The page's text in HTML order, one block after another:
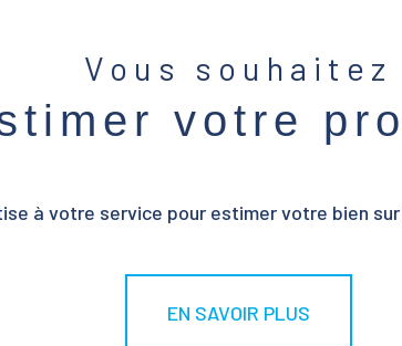
Vous souhaitez
votre
à votre service pour estimer votre bien
EN SAVOIR PLUS